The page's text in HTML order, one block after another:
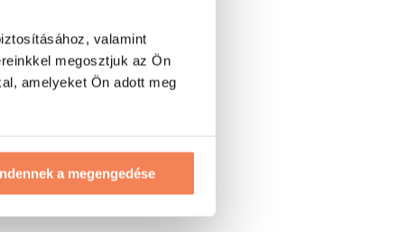
valamint
megosztjuk az Ön
amelyeket Ön adott meg
a megengedése